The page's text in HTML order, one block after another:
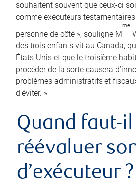
souhaitent souvent que ceux-ci
comme exécuteurs
personne de côté », souligne M
me
des trois enfants vit au Canada,
États-Unis et que le troisième
procéder de la sorte causera
problèmes administratifs et
d’éviter. »
Quand faut-il
réévaluer
d’exécuteur ?